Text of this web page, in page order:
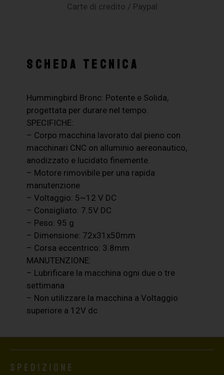
Carte di credito / Paypal
SCHEDA TECNICA
Hummingbird Bronc: Potente e Solida,
progettata per durare nel tempo.
SPECIFICHE:
– Corpo macchina lavorato dal pieno con
macchinari CNC on alluminio aereonautico,
anodizzato e lucidato finemente.
– Motore rimovibile per una rapida
manutenzione
– Voltaggio: 5~12 V DC
– Consigliato: 7.5V DC
– Peso: 95 g
– Dimensione: 72x31x50mm
– Corsa eccentrico: 3.8mm
MANUTENZIONE:
– Lubrificare la macchina ogni due o tre
settimana
– Non utilizzare la macchina a Voltaggio
superiore a 12V dc
Spedizione